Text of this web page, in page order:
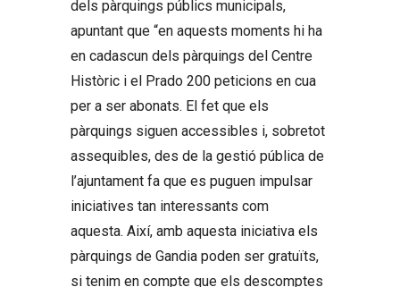
dels pàrquings públics municipals,
apuntant que “en aquests moments hi ha
en cadascun dels pàrquings del Centre
Històric i el Prado 200 peticions en cua
per a ser abonats. El fet que els
pàrquings siguen accessibles i, sobretot
assequibles, des de la gestió pública de
l’ajuntament fa que es puguen impulsar
iniciatives tan interessants com
aquesta. Així, amb aquesta iniciativa els
pàrquings de Gandia poden ser gratuïts,
si tenim en compte que els descomptes